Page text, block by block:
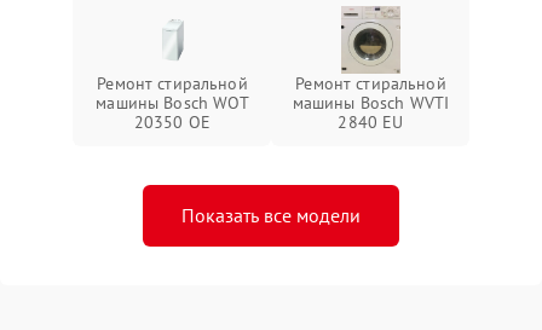
Ремонт стиральной
машины Bosch WOT
20350 OE
Ремонт стиральной
машины Bosch WVTI
2840 EU
Показать все модели